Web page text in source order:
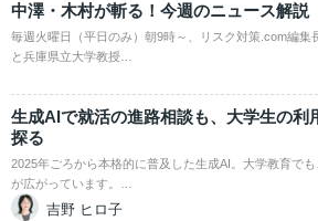
中澤・木村が斬る！今週のニュース解説
毎週火曜日（平日のみ）朝9時～、リスク対策.com編
と兵庫県立大学教授…
生成AIで就活の進路相談も、大学生の利
探る
2025年ごろから本格的に普及した生成AI。大学教育でも
が広がっています。…
吉野 ヒロ子